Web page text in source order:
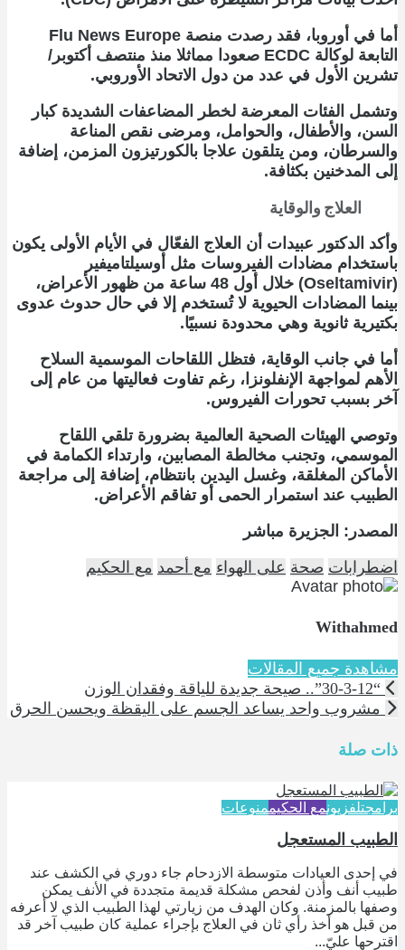
أما في أوروبا، فقد رصدت منصة Flu News Europe
التابعة لوكالة ECDC صعودا مماثلا منذ منتصف أكتوبر/
تشرين الأول في عدد من دول الاتحاد الأوروبي.
وتشمل الفئات المعرضة لخطر المضاعفات الشديدة كبار
السن، والأطفال، والحوامل، ومرضى نقص المناعة
والسرطان، ومن يتلقون علاجا بالكورتيزون المزمن، إضافة
إلى المدخنين بكثافة.
العلاج والوقاية
وأكد الدكتور عبيدات أن العلاج الفعّال في الأيام الأولى يكون
باستخدام مضادات الفيروسات مثل أوسيلتاميفير
(Oseltamivir) خلال أول 48 ساعة من ظهور الأعراض،
بينما المضادات الحيوية لا تُستخدم إلا في حال حدوث عدوى
بكتيرية ثانوية وهي محدودة نسبيًا.
أما في جانب الوقاية، فتظل اللقاحات الموسمية السلاح
الأهم لمواجهة الإنفلونزا، رغم تفاوت فعاليتها من عام إلى
آخر بسبب تحورات الفيروس.
وتوصي الهيئات الصحية العالمية بضرورة تلقي اللقاح
الموسمي، وتجنب مخالطة المصابين، وارتداء الكمامة في
الأماكن المغلقة، وغسل اليدين بانتظام، إضافة إلى مراجعة
الطبيب عند استمرار الحمى أو تفاقم الأعراض.
المصدر: الجزيرة مباشر
اضطرابات صحة على الهواء مع أحمد مع الحكيم
Withahmed
مشاهدة جميع المقالات
“30-3-12”.. صيحة جديدة للياقة وفقدان الوزن
مشروب واحد يساعد الجسم على اليقظة ويحسن الحرق
ذات صلة
برامجتلفزيونمع الحكيممنوعات
الطبيب المستعجل
في إحدى العيادات متوسطة الازدحام جاء دوري في الكشف عند
طبيب أنف وأذن لفحص مشكلة قديمة متجددة في الأنف يمكن
وصفها بالمزمنة. وكان الهدف من زيارتي لهذا الطبيب الذي لا أعرفه
من قبل هو أخذ رأي ثان في العلاج بإجراء عملية كان طبيب آخر قد
اقترحها عليّ...